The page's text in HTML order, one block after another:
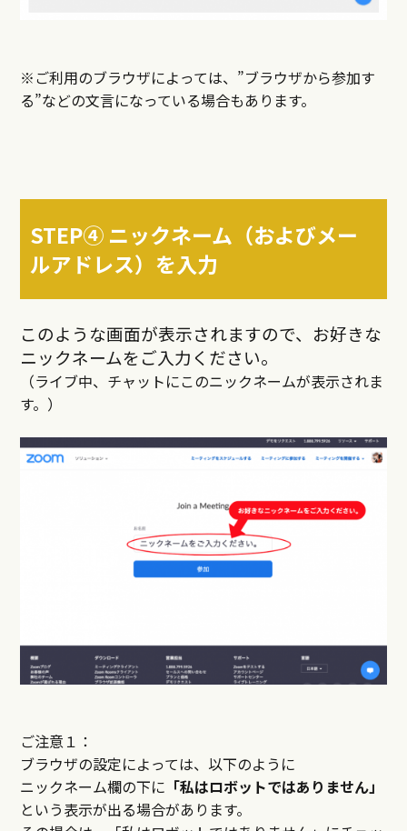
※ご利用のブラウザによっては、”ブラウザから参加す
る”などの文言になっている場合もあります。
STEP④ ニックネーム（およびメー
ルアドレス）を入力
このような画面が表示されますので、お好きな
ニックネームをご入力ください。
（ライブ中、チャットにこのニックネームが表示されま
す。）
ご注意１：
ブラウザの設定によっては、以下のように
ニックネーム欄の下に 「私はロボットではありません」
という表示が出る場合があります。